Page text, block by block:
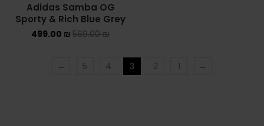
Adidas Samba OG
Sporty & Rich Blue Grey
569.00₪
499.00 ₪
→
1
2
3
4
5
←